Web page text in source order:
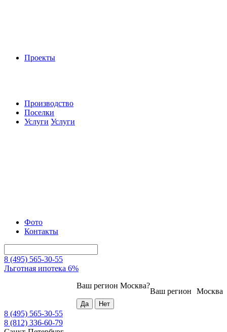
Проекты
Производство
Поселки
Услуги Услуги
Фото
Контакты
8 (495) 565-30-55
Льготная ипотека 6%
Москва
Ваш регион
Ваш регион Москва?
8 (495) 565-30-55
8 (812) 336-60-79